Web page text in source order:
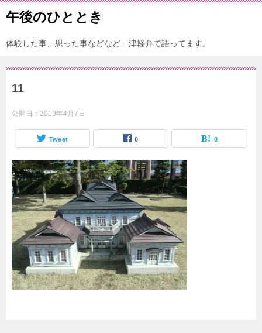
午後のひととき
体験した事、思った事などなど…津軽弁で語ってます。
11
公開日： 2019年4月7日
Tweet 0 0